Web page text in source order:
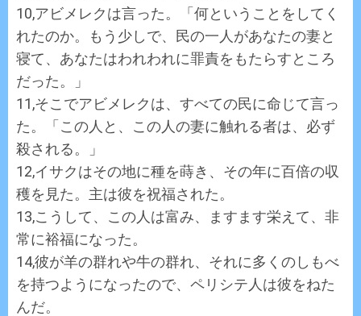
10,アビメレクは言った。「何ということをしてく
れたのか。もう少しで、民の一人があなたの妻と
寝て、あなたはわれわれに罪責をもたらすところ
だった。」
11,そこでアビメレクは、すべての民に命じて言っ
た。「この人と、この人の妻に触れる者は、必ず
殺される。」
12,イサクはその地に種を蒔き、その年に百倍の収
穫を見た。主は彼を祝福された。
13,こうして、この人は富み、ますます栄えて、非
常に裕福になった。
14,彼が羊の群れや牛の群れ、それに多くのしもべ
を持つようになったので、ペリシテ人は彼をねた
んだ。